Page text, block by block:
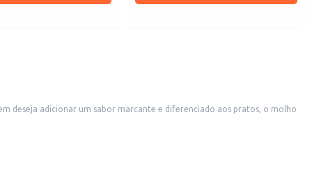
deseja adicionar um sabor marcante e diferenciado aos pratos, o molho